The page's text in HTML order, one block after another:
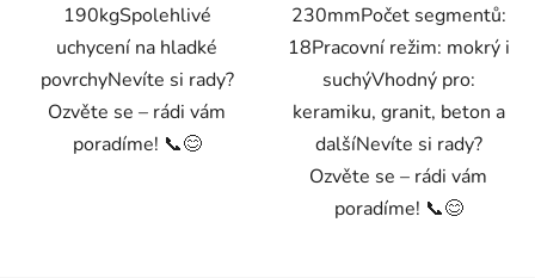
190kgSpolehlivé
uchycení na hladké
povrchyNevíte si rady?
Ozvěte se – rádi vám
poradíme! 📞😊
230mmPočet segmentů:
18Pracovní režim: mokrý i
suchýVhodný pro:
keramiku, granit, beton a
dalšíNevíte si rady?
Ozvěte se – rádi vám
poradíme! 📞😊